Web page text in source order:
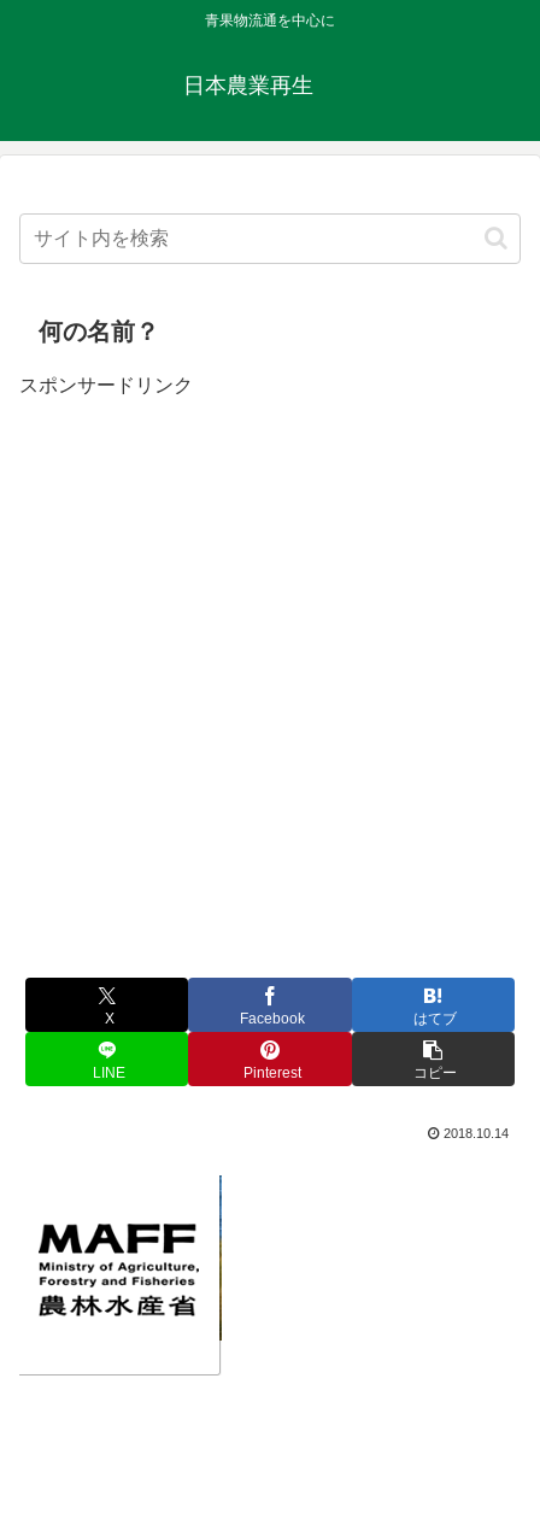
青果物流通を中心に
日本農業再生
何の名前？
スポンサードリンク
X Facebook はてブ
LINE Pinterest コピー
2018.10.14